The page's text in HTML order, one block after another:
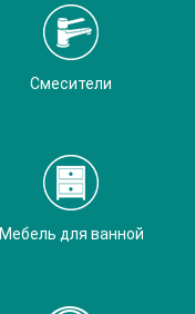
Смесители
Мебель для ванной